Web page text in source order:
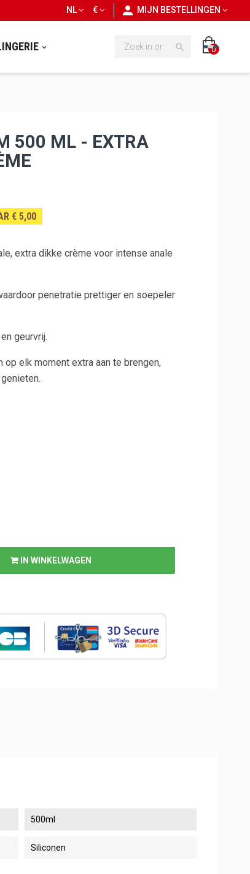
personnMIJN BESTELLINGEN
€
NL
 0
500 ML - EXTRA
€ 5,00
extra dikke crème voor intense anale
penetratie prettiger en soepeler
geurvrij.
elk moment extra aan te brengen,
IN WINKELWAGEN
500ml
Siliconen